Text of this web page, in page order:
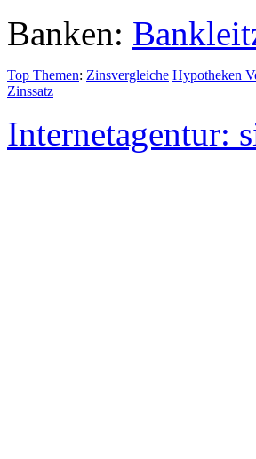
Banken:
Top Themen: Zinsvergleiche Hypotheken
Zinssatz
Internetagentur: